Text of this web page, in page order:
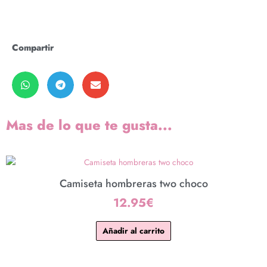
Compartir
Mas de lo que te gusta...
Camiseta hombreras two choco
12.95€
Añadir al carrito